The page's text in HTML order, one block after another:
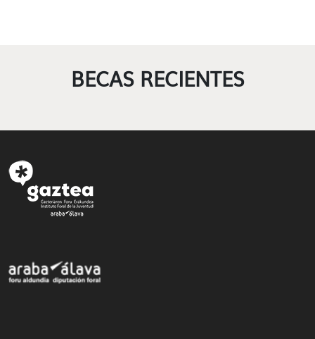
BECAS RECIENTES